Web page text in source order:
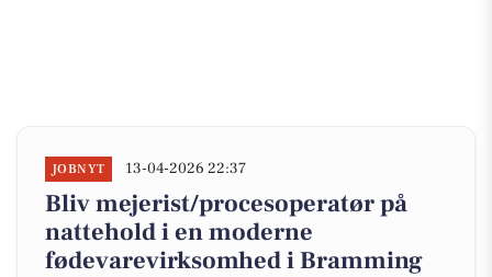
JOBNYT 13-04-2026 22:37
Bliv mejerist/procesoperatør på
nattehold i en moderne
fødevarevirksomhed i Bramming